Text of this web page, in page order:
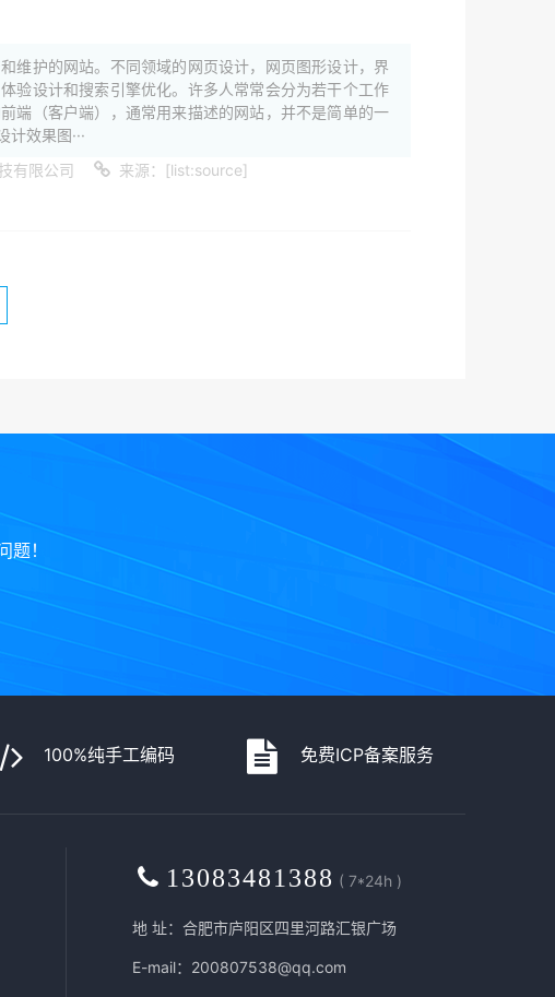
维护的网站。不同领域的网页设计，网页图形设计，界
验设计和搜索引擎优化。许多人常常会分为若干个工作
端（客户端），通常用来描述的网站，并不是简单的一
效果图···
有限公司
来源：[list:source]
！
100%纯手工编码 免费ICP备案服务
13083481388 ( 7*24h )
地 址：合肥市庐阳区四里河路汇银广场
E-mail：200807538@qq.com